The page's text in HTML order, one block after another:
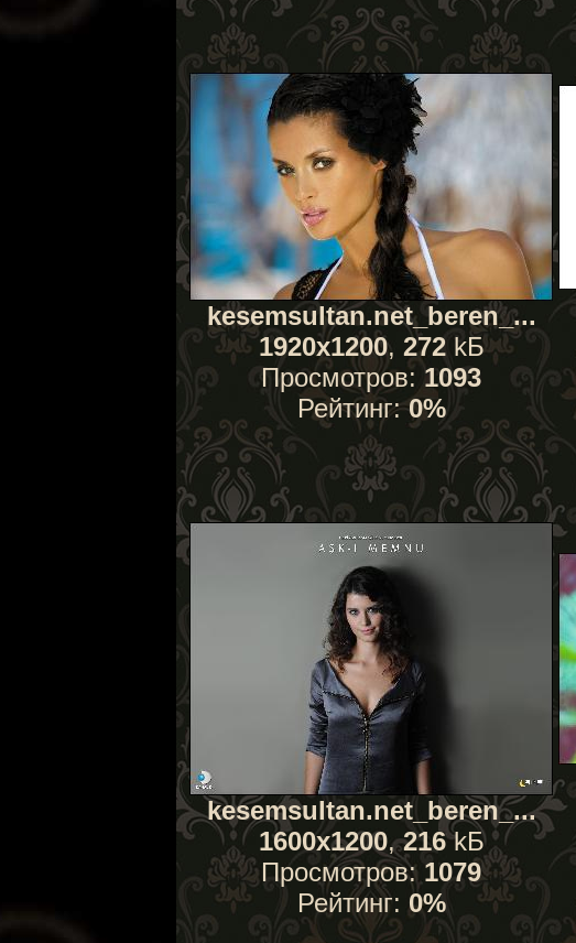
kesemsultan.net_beren_...
1920x1200, 272kБ
Просмотров: 1093
Рейтинг:0%
kesemsultan.net_beren_...
1600x1200,216kБ
Просмотров: 1079
Рейтинг: 0%